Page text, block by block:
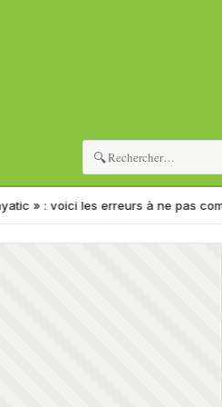
🔍
les erreurs à ne pas commettre